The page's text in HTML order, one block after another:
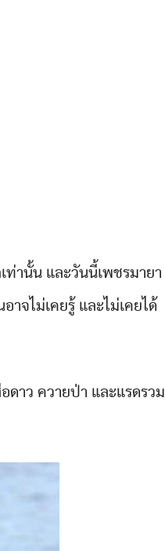
เท่านั้น และวันนี้เพชรมายา
จไม่เคยรู้ และไม่เคยได้
ดาว ควายป่า และแรดรวม